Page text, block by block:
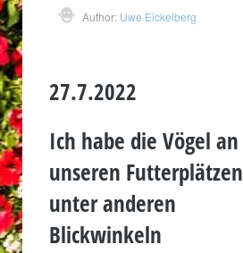
Author: Uwe Eickelberg
27.7.2022
Ich habe die Vögel an
unseren Futterplätzen
unter anderen
Blickwinkeln